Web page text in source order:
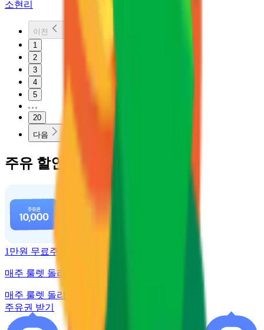
소현리
이전
1
2
3
4
5
20
다음
주유 할인 혜택
1만원 무료주유
매주 룰렛 돌리고 주유권 받기
매주 룰렛 돌리고
주유권 받기